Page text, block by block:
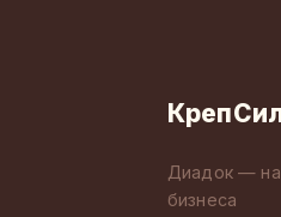
Диадок —
бизнеса